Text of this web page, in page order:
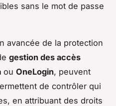
sans le mot de passe
avancée de la protection
gestion des accès
ou OneLogin, peuvent
de contrôler qui
en attribuant des droits